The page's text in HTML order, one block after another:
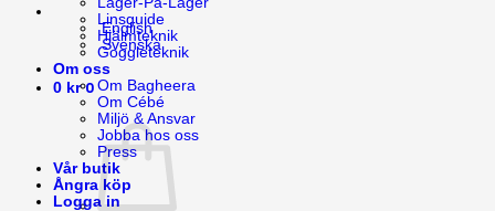
English
Svenska
0 kr 0
Linsguide
Hjälmteknik
Goggleteknik
Om oss
Om Bagheera
Om Cébé
Miljö & Ansvar
Jobba hos oss
Press
Vår butik
Ångra köp
Logga in